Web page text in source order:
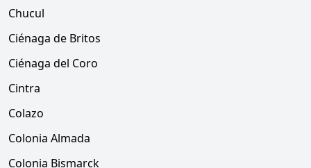
Chucul
Ciénaga de Britos
Ciénaga del Coro
Cintra
Colazo
Colonia Almada
Colonia Bismarck